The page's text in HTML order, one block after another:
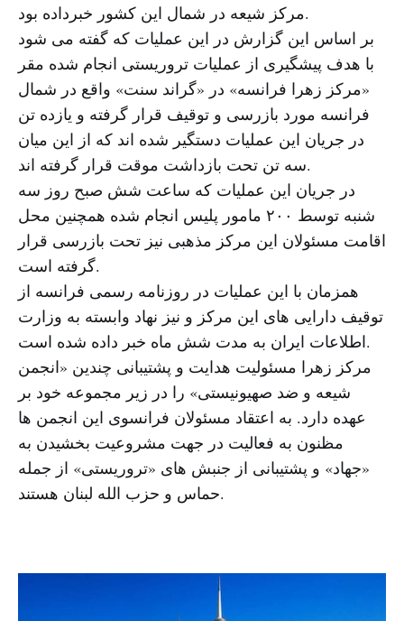
مرکز شیعه در شمال این کشور خبرداده بود.
بر اساس این گزارش در این عملیات که گفته می شود
با هدف پیشگیری از عملیات تروریستی انجام شده مقر
«مرکز زهرا فرانسه» در «گراند سنت» واقع در شمال
فرانسه مورد بازرسی و توقیف قرار گرفته و یازده تن
در جریان این عملیات دستگیر شده اند که از این میان
سه تن تحت بازداشت موقت قرار گرفته اند.
در جریان این عملیات که ساعت شش صبح روز سه
شنبه توسط ۲۰۰ مامور پلیس انجام شده همچنین محل
اقامت مسئولان این مرکز مذهبی نیز تحت بازرسی قرار
گرفته است.
همزمان با این عملیات در روزنامه رسمی فرانسه از
توقیف دارایی های این مرکز و نیز نهاد وابسته به وزارت
اطلاعات ایران به مدت شش ماه خبر داده شده است.
مرکز زهرا مسئولیت هدایت و پشتیبانی چندین «انجمن
شیعه و ضد صهیونیستی» را در زیر مجموعه خود بر
عهده دارد. به اعتقاد مسئولان فرانسوی این انجمن ها
مظنون به فعالیت در جهت مشروعیت بخشیدن به
«جهاد» و پشتیبانی از جنبش های «تروریستی» از جمله
حماس و حزب الله لبنان هستند.